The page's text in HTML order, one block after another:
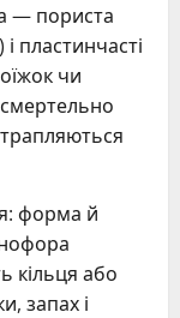
— пориста
пластинчасті
чи
форма й
кільця або
запах і